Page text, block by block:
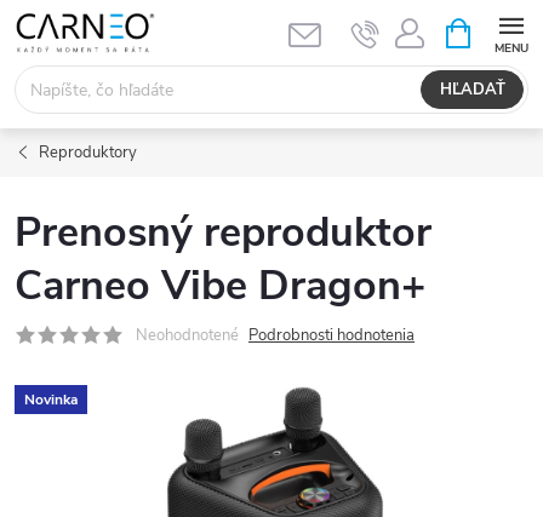
Prejsť
obsah
HĽADAŤ
KOŠÍK
Reproduktory
Prenosný reproduktor
Carneo Vibe Dragon+
Neohodnotené Podrobnosti hodnotenia
Novinka